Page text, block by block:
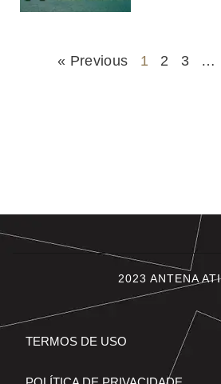
« Previous 1 2 3 …
2023 ANTENA
TERMOS DE USO